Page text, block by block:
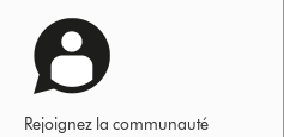
Rejoignez la communauté